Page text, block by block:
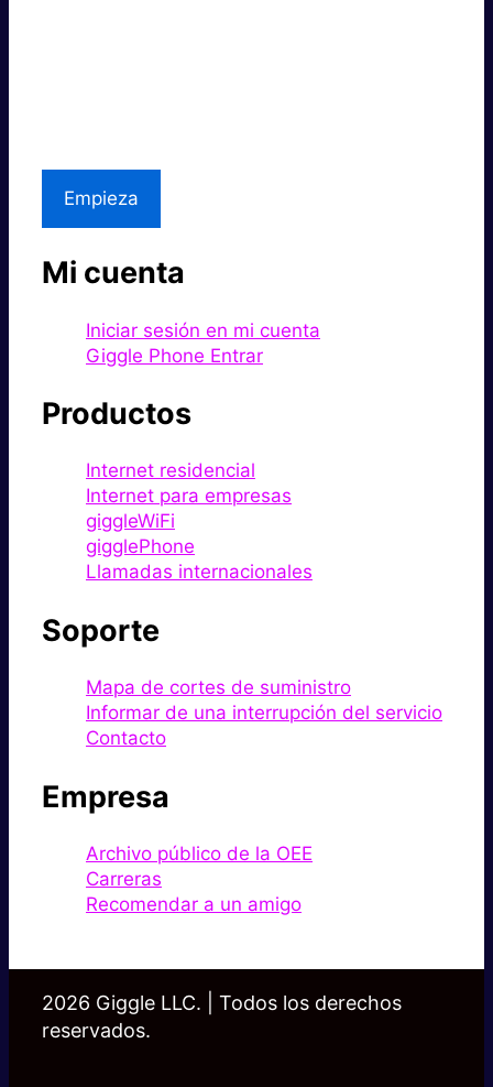
Empieza
Mi cuenta
Iniciar sesión en mi cuenta
Giggle Phone Entrar
Productos
Internet residencial
Internet para empresas
giggleWiFi
gigglePhone
Llamadas internacionales
Soporte
Mapa de cortes de suministro
Informar de una interrupción del servicio
Contacto
Empresa
Archivo público de la OEE
Carreras
Recomendar a un amigo
2026 Giggle LLC. | Todos los derechos
reservados.